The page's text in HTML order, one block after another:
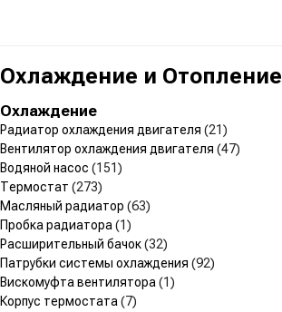
Охлаждение и Отопление
Охлаждение
Радиатор охлаждения двигателя (21)
Вентилятор охлаждения двигателя (47)
Водяной насос (151)
Термостат (273)
Масляный радиатор (63)
Пробка радиатора (1)
Расширительный бачок(32)
Патрубки системы охлаждения (92)
Вискомуфта вентилятора (1)
Корпус термостата (7)